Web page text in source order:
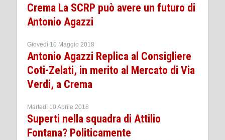
Crema La SCRP può avere un futuro di
Antonio Agazzi
Giovedì 10 Maggio 2018
Antonio Agazzi Replica al Consigliere
Coti-Zelati, in merito al Mercato di Via
Verdi, a Crema
Martedì 10 Aprile 2018
Superti nella squadra di Attilio
Fontana? Politicamente